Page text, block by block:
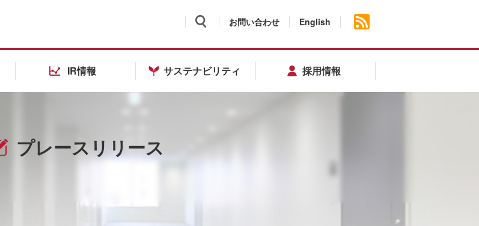
お問い合わせ English
IR情報 サステナビリティ 採用情報
プレースリリース